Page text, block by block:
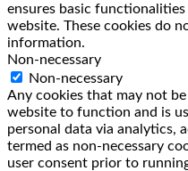
ensures basic
website. These cookies do
information.
Non-necessary
Non-necessary
Any cookies that may not
website to function and is
personal data via analytics,
termed as non-necessary
user consent prior to